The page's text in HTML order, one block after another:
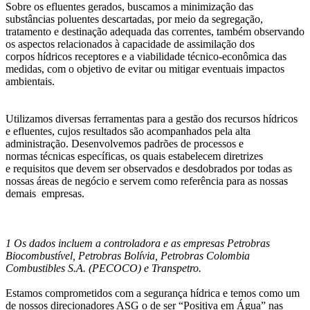
Sobre os efluentes gerados, buscamos a minimização das
substâncias poluentes descartadas, por meio da segregação,
tratamento e destinação adequada das correntes, também observando
os aspectos relacionados à capacidade de assimilação dos
corpos hídricos receptores e a viabilidade técnico-econômica das
medidas, com o objetivo de evitar ou mitigar eventuais impactos
ambientais.
Utilizamos diversas ferramentas para a gestão dos recursos hídricos
e efluentes, cujos resultados são acompanhados pela alta
administração. Desenvolvemos padrões de processos e
normas técnicas específicas, os quais estabelecem diretrizes
e requisitos que devem ser observados e desdobrados por todas as
nossas áreas de negócio e servem como referência para as nossas
demais empresas.
1 Os dados incluem a controladora e as empresas Petrobras
Biocombustível, Petrobras Bolívia, Petrobras Colombia
Combustibles S.A. (PECOCO) e Transpetro.
Estamos comprometidos com a segurança hídrica e temos como um
de nossos direcionadores ASG o de ser “Positiva em Água” nas